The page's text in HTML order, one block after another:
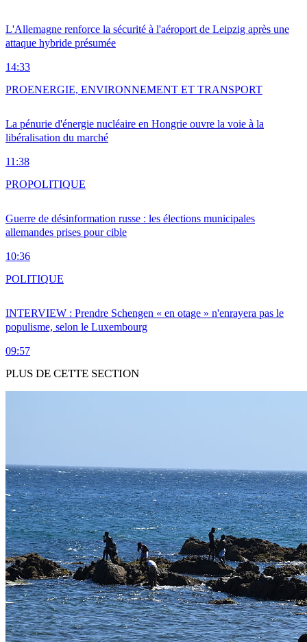
L'Allemagne renforce la sécurité à l'aéroport de Leipzig après une
attaque hybride présumée
14:33
La pénurie d'énergie nucléaire en Hongrie ouvre la voie à la
libéralisation du marché
11:38
PROENERGIE, ENVIRONNEMENT ET TRANSPORT
Guerre de désinformation russe : les élections municipales
allemandes prises pour cible
10:36
PROPOLITIQUE
INTERVIEW : Prendre Schengen « en otage » n'enrayera pas le
populisme, selon le Luxembourg
09:57
POLITIQUE
PLUS DE CETTE SECTION